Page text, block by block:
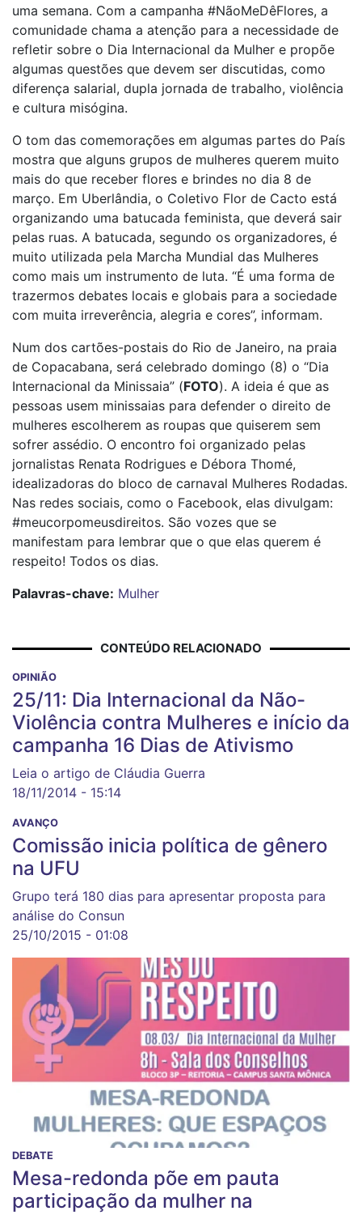
uma semana. Com a campanha ‪#‎NãoMeDêFlores, a
comunidade chama a atenção para a necessidade de
refletir sobre o Dia Internacional da Mulher e propõe
algumas questões que devem ser discutidas, como
diferença salarial, dupla jornada de trabalho, violência
e cultura misógina.
O tom das comemorações em algumas partes do País
mostra que alguns grupos de mulheres querem muito
mais do que receber flores e brindes no dia 8 de
março. Em Uberlândia, o Coletivo Flor de Cacto está
organizando uma batucada feminista, que deverá sair
pelas ruas. A batucada, segundo os organizadores, é
muito utilizada pela Marcha Mundial das Mulheres
como mais um instrumento de luta. “É uma forma de
trazermos debates locais e globais para a sociedade
com muita irreverência, alegria e cores”, informam.
Num dos cartões-postais do Rio de Janeiro, na praia
de Copacabana, será celebrado domingo (8) o “Dia
Internacional da Minissaia” (FOTO). A ideia é que as
pessoas usem minissaias para defender o direito de
mulheres escolherem as roupas que quiserem sem
sofrer assédio. O encontro foi organizado pelas
jornalistas Renata Rodrigues e Débora Thomé,
idealizadoras do bloco de carnaval Mulheres Rodadas.
Nas redes sociais, como o Facebook, elas divulgam:
#meucorpomeusdireitos. São vozes que se
manifestam para lembrar que o que elas querem é
respeito! Todos os dias.
Palavras-chave: Mulher
CONTEÚDO RELACIONADO
OPINIÃO
25/11: Dia Internacional da Não-
Violência contra Mulheres e início da
campanha 16 Dias de Ativismo
Leia o artigo de Cláudia Guerra
18/11/2014 - 15:14
AVANÇO
Comissão inicia política de gênero
na UFU
Grupo terá 180 dias para apresentar proposta para
análise do Consun
25/10/2015 - 01:08
DEBATE
Mesa-redonda põe em pauta
participação da mulher na